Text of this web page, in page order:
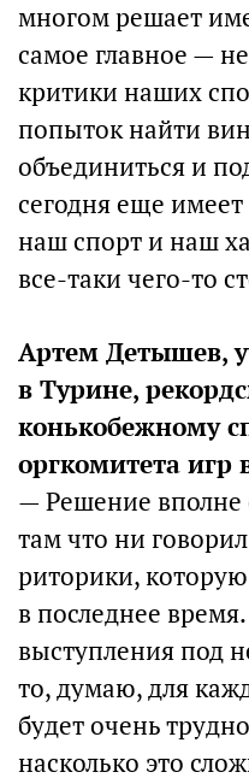
многом решает
самое главное —
критики наших
попыток найти
объединиться и
сегодня еще
наш спорт и наш
все-таки чего-то
Артем Детышев,
в Турине,
конькобежному
оргкомитета игр
— Решение
там что ни
риторики,
в последнее
выступления под
то, думаю, для
будет очень
насколько это